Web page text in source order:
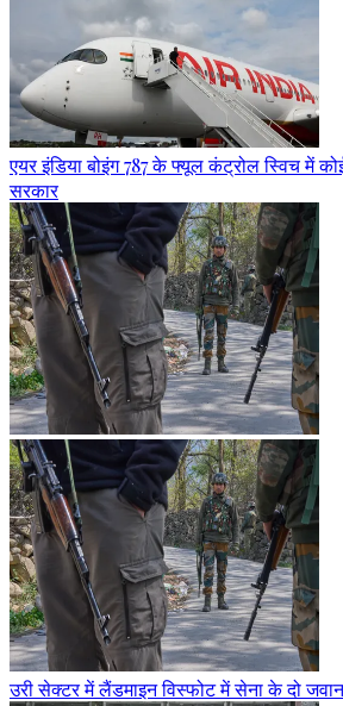
एयर इंडिया बोइंग 787 के फ्यूल कंट्रोल स्विच में कोई
सरकार
उरी सेक्टर में लैंडमाइन विस्फोट में सेना के दो